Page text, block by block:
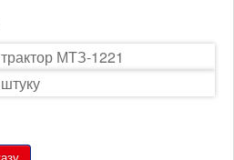
трактор МТЗ-1221
штуку